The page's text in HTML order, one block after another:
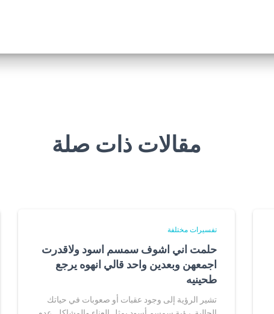
مقالات ذات صلة
تفسيرات مختلفة
حلمت اني اشوف سمسم اسود ولاقدرت
اجمعهن وبعدين واحد قالي انهوه يرجع
طحينيه
تشير الرؤية إلى وجود عقبات أو صعوبات في حياتك